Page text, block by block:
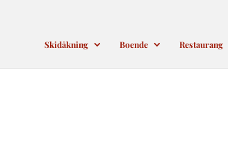
Skidåkning Boende Restaurang